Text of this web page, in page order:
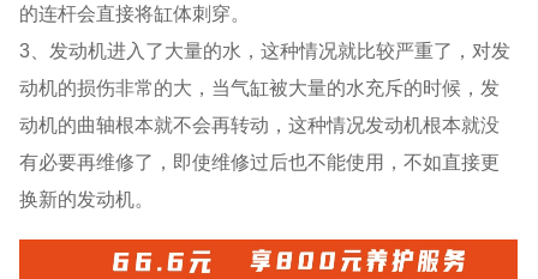
的连杆会直接将缸体刺穿。
3、发动机进入了大量的水，这种情况就比较严重了，对发
动机的损伤非常的大，当气缸被大量的水充斥的时候，发
动机的曲轴根本就不会再转动，这种情况发动机根本就没
有必要再维修了，即使维修过后也不能使用，不如直接更
换新的发动机。